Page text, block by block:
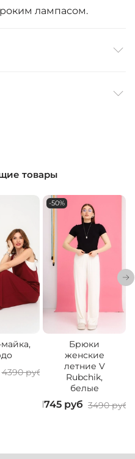
лампасом.
товары
4390 руб
-50%
Брюки
женские
летние V
Rubchik,
белые
1745 руб 3490 руб